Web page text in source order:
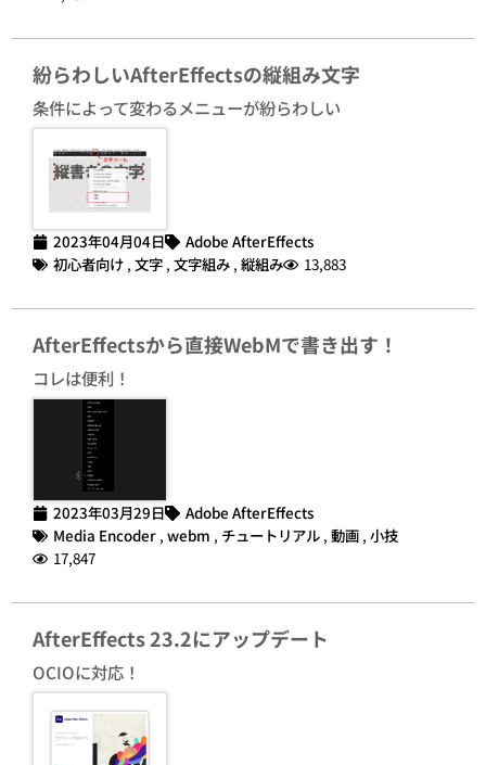
紛らわしいAfterEffectsの縦組み文字
条件によって変わるメニューが紛らわしい
2023年04月04日
Adobe AfterEffects
初心者向け , 文字 , 文字組み , 縦組み 13,883
AfterEffectsから直接WebMで書き出す！
コレは便利！
2023年03月29日
Adobe AfterEffects
Media Encoder , webm , チュートリアル , 動画 , 小技
17,847
AfterEffects 23.2にアップデート
OCIOに対応！